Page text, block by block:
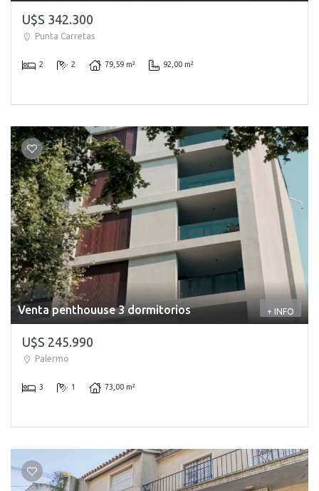
U$S 342.300
Punta Carretas
2 2 79,59 m² 92,00 m²
Venta penthouuse 3 dormitorios + INFO
U$S 245.990
Palermo
3 1 73,00 m²